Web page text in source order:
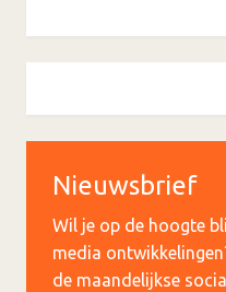
Nieuwsbrief
Wil je op de hoogte
media
de maandelijkse